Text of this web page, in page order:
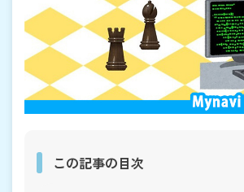
この記事の目次